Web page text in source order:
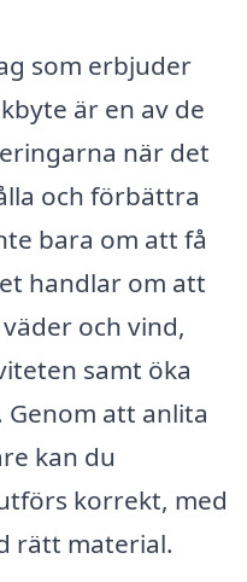
som erbjuder
är en av de
när det
och förbättra
bara om att få
handlar om att
och vind,
samt öka
att anlita
kan du
korrekt, med
rätt material.